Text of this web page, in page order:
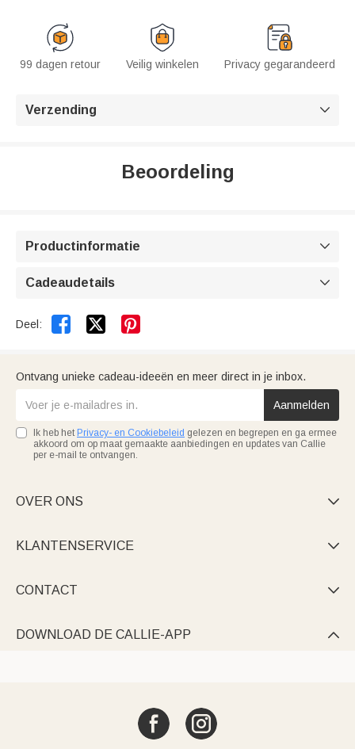
99 dagen retour Veilig winkelen Privacy gegarandeerd
Verzending 
Beoordeling
Productinformatie 
Cadeaudetails 
Deel:  
Ontvang unieke cadeau-ideeën en meer direct in je inbox.
Aanmelden
Ik heb het Privacy- en Cookiebeleid gelezen en begrepen en ga ermee
akkoord om op maat gemaakte aanbiedingen en updates van Callie
per e-mail te ontvangen.
OVER ONS 
KLANTENSERVICE 
CONTACT 
DOWNLOAD DE CALLIE-APP 